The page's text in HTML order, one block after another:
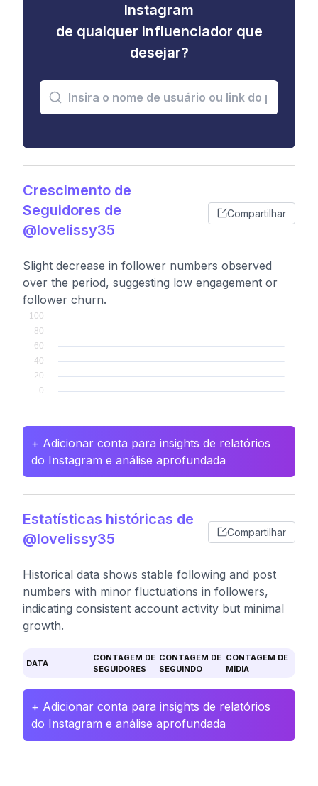
Instagram
de qualquer influenciador que
desejar?
Crescimento de
Seguidores de
@lovelissy35
Compartilhar
Slight decrease in follower numbers observed
over the period, suggesting low engagement or
follower churn.
+ Adicionar conta para insights de relatórios
do Instagram e análise aprofundada
Estatísticas históricas de
@lovelissy35
Compartilhar
Historical data shows stable following and post
numbers with minor fluctuations in followers,
indicating consistent account activity but minimal
growth.
DATA
CONTAGEM DE
SEGUIDORES
CONTAGEM DE
SEGUINDO
CONTAGEM DE
MÍDIA
+ Adicionar conta para insights de relatórios
do Instagram e análise aprofundada